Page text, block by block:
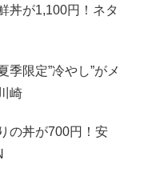
丼が1,100円！ネタ
季限定”冷やし”がメ
崎
の丼が700円！安